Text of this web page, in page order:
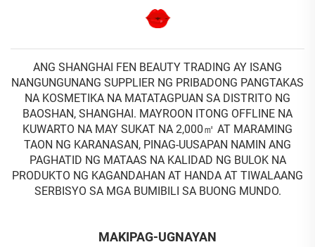
ANG SHANGHAI FEN BEAUTY TRADING AY ISANG
NANGUNGUNANG SUPPLIER NG PRIBADONG PANGTAKAS
NA KOSMETIKA NA MATATAGPUAN SA DISTRITO NG
BAOSHAN, SHANGHAI. MAYROON ITONG OFFLINE NA
KUWARTO NA MAY SUKAT NA 2,000㎡ AT MARAMING
TAON NG KARANASAN, PINAG-UUSAPAN NAMIN ANG
PAGHATID NG MATAAS NA KALIDAD NG BULOK NA
PRODUKTO NG KAGANDAHAN AT HANDA AT TIWALAANG
SERBISYO SA MGA BUMIBILI SA BUONG MUNDO.
MAKIPAG-UGNAYAN